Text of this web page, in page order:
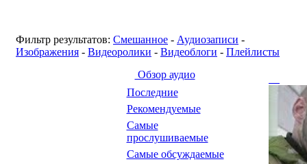
Фильтр результатов: Смешанное - Аудиозаписи -
Изображения - Видеоролики - Видеоблоги - Плейлисты
Обзор аудио
Последние
Рекомендуемые
Самые
прослушиваемые
Самые обсуждаемые